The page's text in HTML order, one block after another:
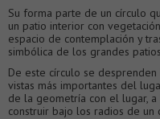
Su forma parte de un círculo
un patio interior con
espacio de contemplación y
simbólica de los grandes
De este círculo se
vistas más importantes del
de la geometría con el lugar,
construir bajo los radios de un